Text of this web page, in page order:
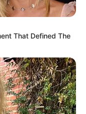
That Defined The